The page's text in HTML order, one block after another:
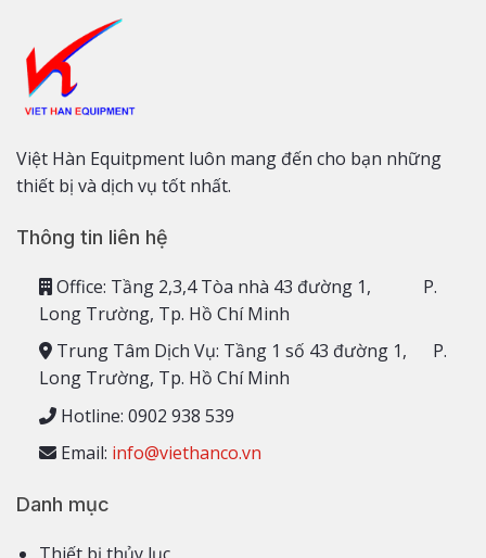
Việt Hàn Equitpment luôn mang đến cho bạn những
thiết bị và dịch vụ tốt nhất.
Thông tin liên hệ
Office: Tầng 2,3,4 Tòa nhà 43 đường 1, P.
Long Trường, Tp. Hồ Chí Minh
Trung Tâm Dịch Vụ: Tầng 1 số 43 đường 1, P.
Long Trường, Tp. Hồ Chí Minh
Hotline: 0902 938 539
Email: info@viethanco.vn
Danh mục